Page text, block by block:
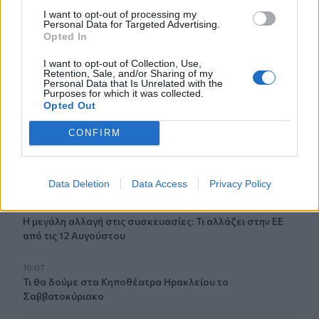
I want to opt-out of processing my
Personal Data for Targeted Advertising.
Opted In
I want to opt-out of Collection, Use,
Retention, Sale, and/or Sharing of my
Personal Data that Is Unrelated with the
Purposes for which it was collected.
Opted Out
CONFIRM
Data Deletion Data Access Privacy Policy
Στα Χανιά ο Κυριάκος Μητσοτάκης
Προσοχή! Ο ΕΦΚΑ… δαγκώνει τους ανυποψίαστους
πολίτες!
Καστέλι: Υπογραφές για τα συστήματα αεροναυτιλίας
του νέου αεροδρομίου - "Στόχος τον Νοέμβριο του 2028
Η μεγάλη αλλαγή στις συσκευασίες: Τι αλλάζει στην ΕΕ
από τις 12 Αυγούστου
10:07
Τι θα δούμε στα Κηποθέατρα Ηρακλείου το
Σαββατοκύριακο